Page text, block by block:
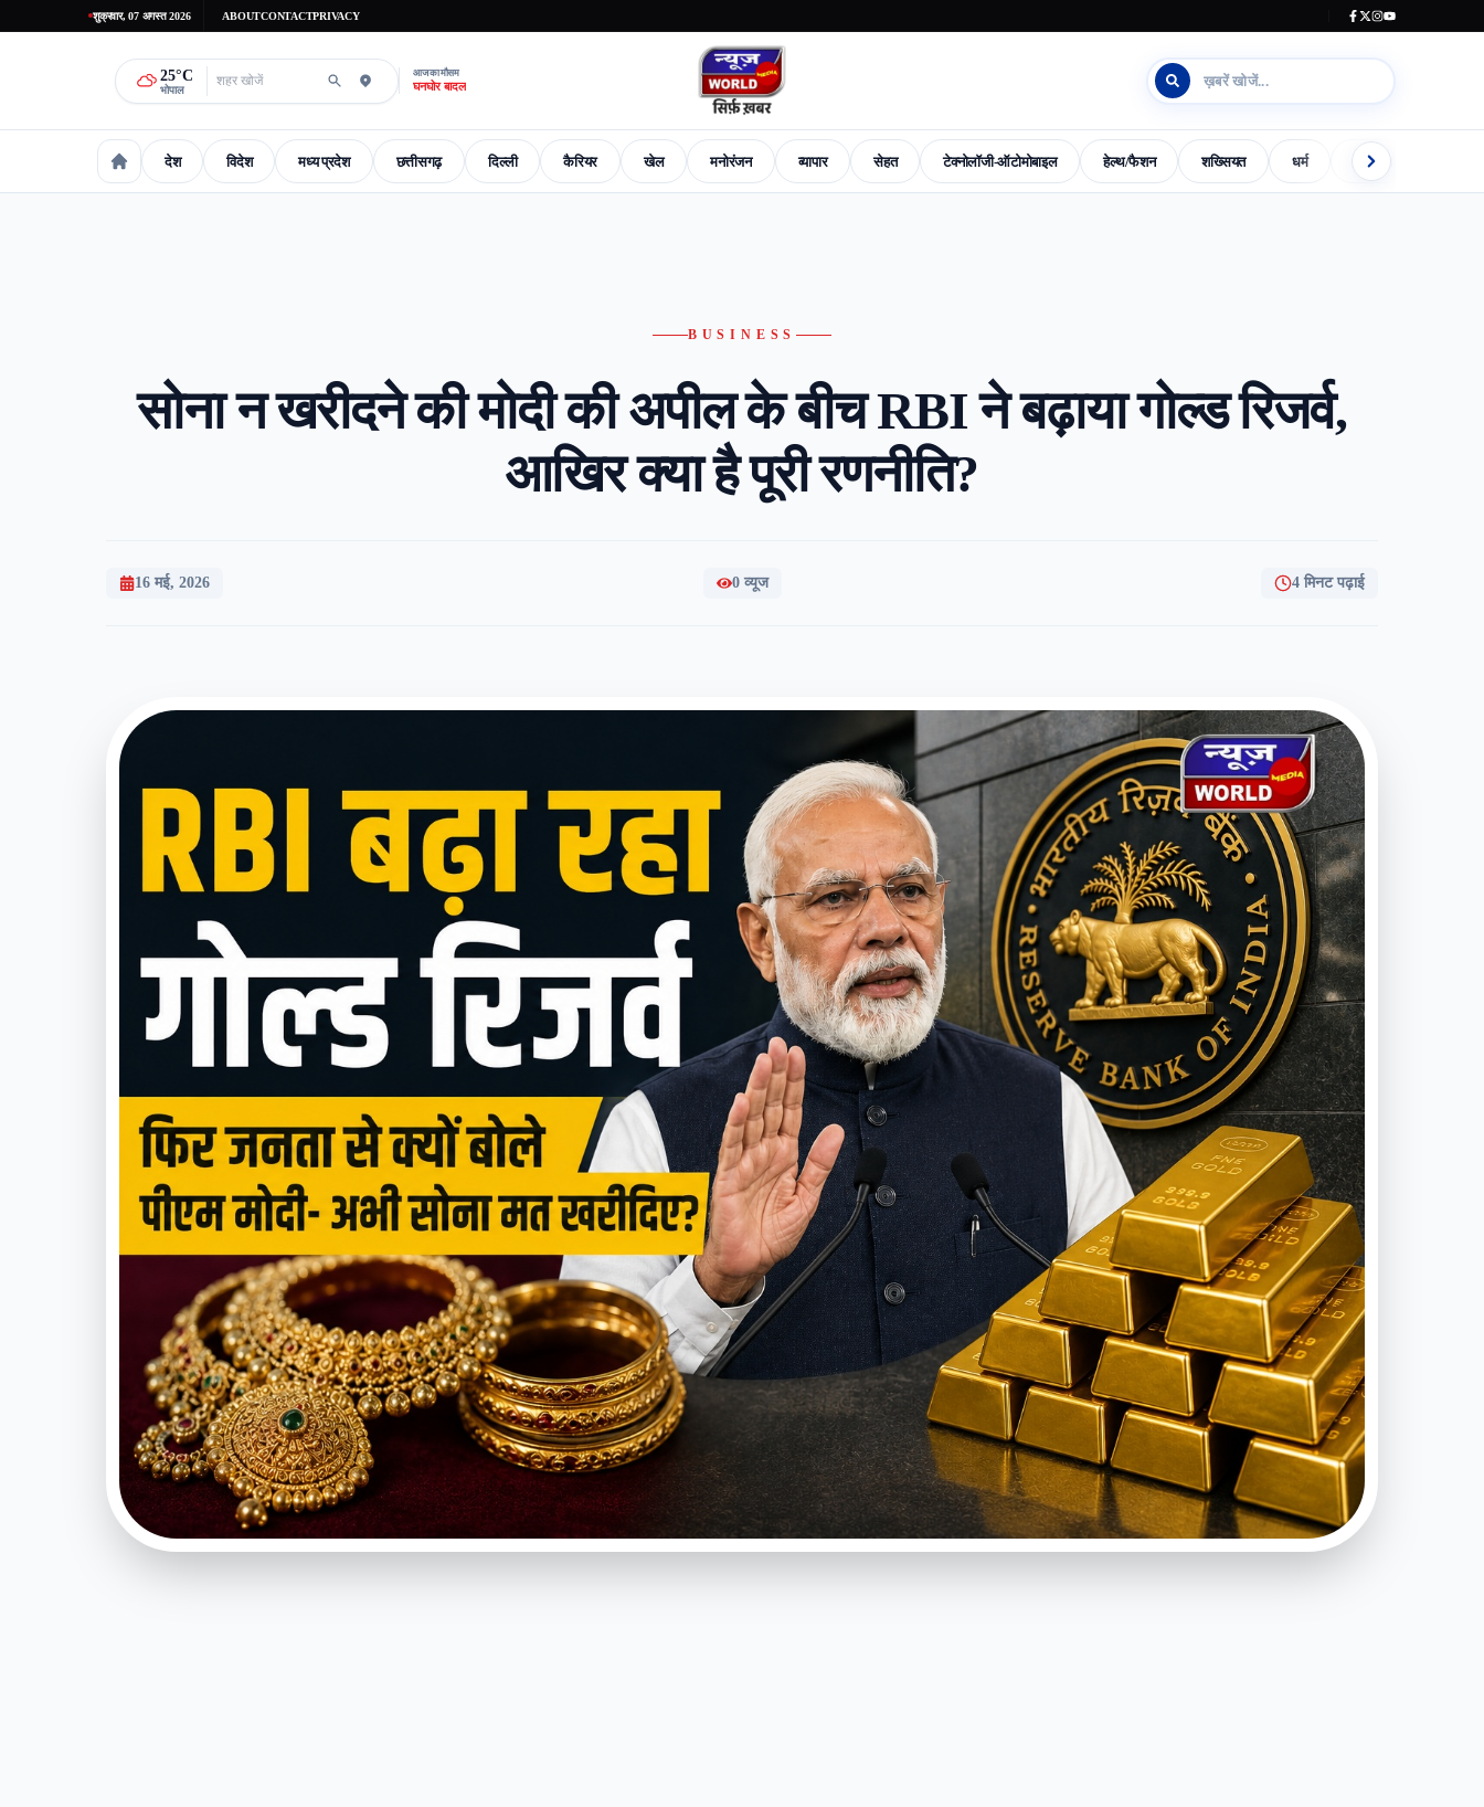
शुक्रवार, 07 अगस्त 2026 ABOUTCONTACTPRIVACY
25°C
भोपाल
आज का मौसम
घनघोर बादल
देश विदेश मध्य प्रदेश छत्तीसगढ़ दिल्ली कैरियर खेल मनोरंजन व्यापार सेहत टेक्नोलॉजी-ऑटोमोबाइल हेल्थ/फैशन शख्सियत धर्म इलेक्शन काउंटडाउन
nationalInternational madhaya-pradesh ChhattisgarhDelhi-News Career SportsEntertainment BusinessHealthTech-News Fashion News-World-Special Dharm Madhya-Pradesh-Election-2023
BUSINESS
सोना न खरीदने की मोदी की अपील के बीच RBI ने बढ़ाया गोल्ड रिजर्व,
आखिर क्या है पूरी रणनीति?
16 मई, 2026 0व्यूज 4 मिनट पढ़ाई